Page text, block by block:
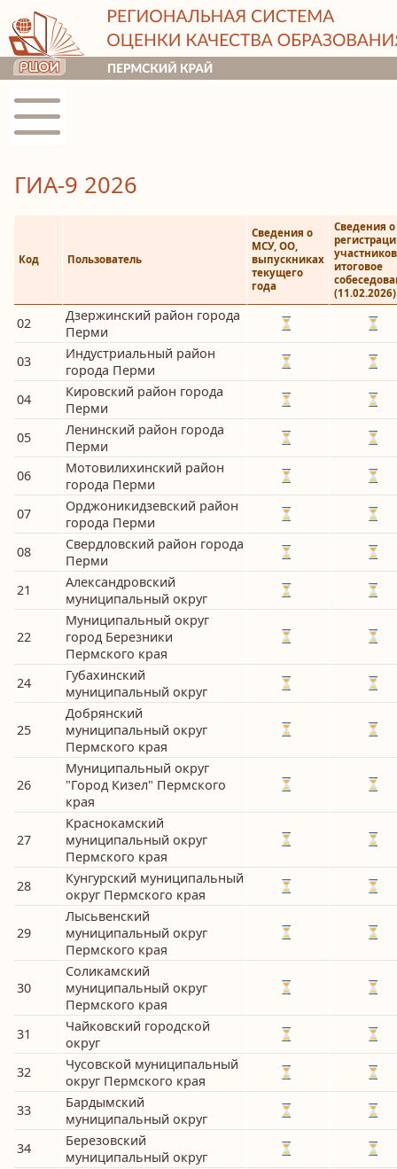
ГИА-9 2026
Код Пользователь
Сведения о
МСУ, ОО,
выпускниках
текущего
года
Сведения о
итоговое
(11.02.2026)
02
Дзержинский район города
Перми
03
Индустриальный район
города Перми
04
Кировский район города
Перми
05
Ленинский район города
Перми
06
Мотовилихинский район
города Перми
07
Орджоникидзевский район
города Перми
08
Свердловский район города
Перми
21
Александровский
муниципальный округ
22
Муниципальный округ
город Березники
Пермского края
24
Губахинский
муниципальный округ
25
Добрянский
муниципальный округ
Пермского края
26
Муниципальный округ
"Город Кизел" Пермского
края
27
Краснокамский
муниципальный округ
Пермского края
28
Кунгурский муниципальный
округ Пермского края
29
Лысьвенский
муниципальный округ
Пермского края
30
Соликамский
муниципальный округ
Пермского края
31
Чайковский городской
округ
32
Чусовской муниципальный
округ Пермского края
33
Бардымский
муниципальный округ
34
Березовский
муниципальный округ